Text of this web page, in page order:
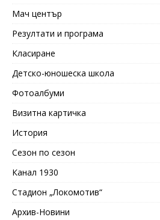
Мач център
Резултати и програма
Класиране
Детско-юношеска школа
Фотоалбуми
Визитна картичка
История
Сезон по сезон
Канал 1930
Стадион „Локомотив“
Архив-Новини